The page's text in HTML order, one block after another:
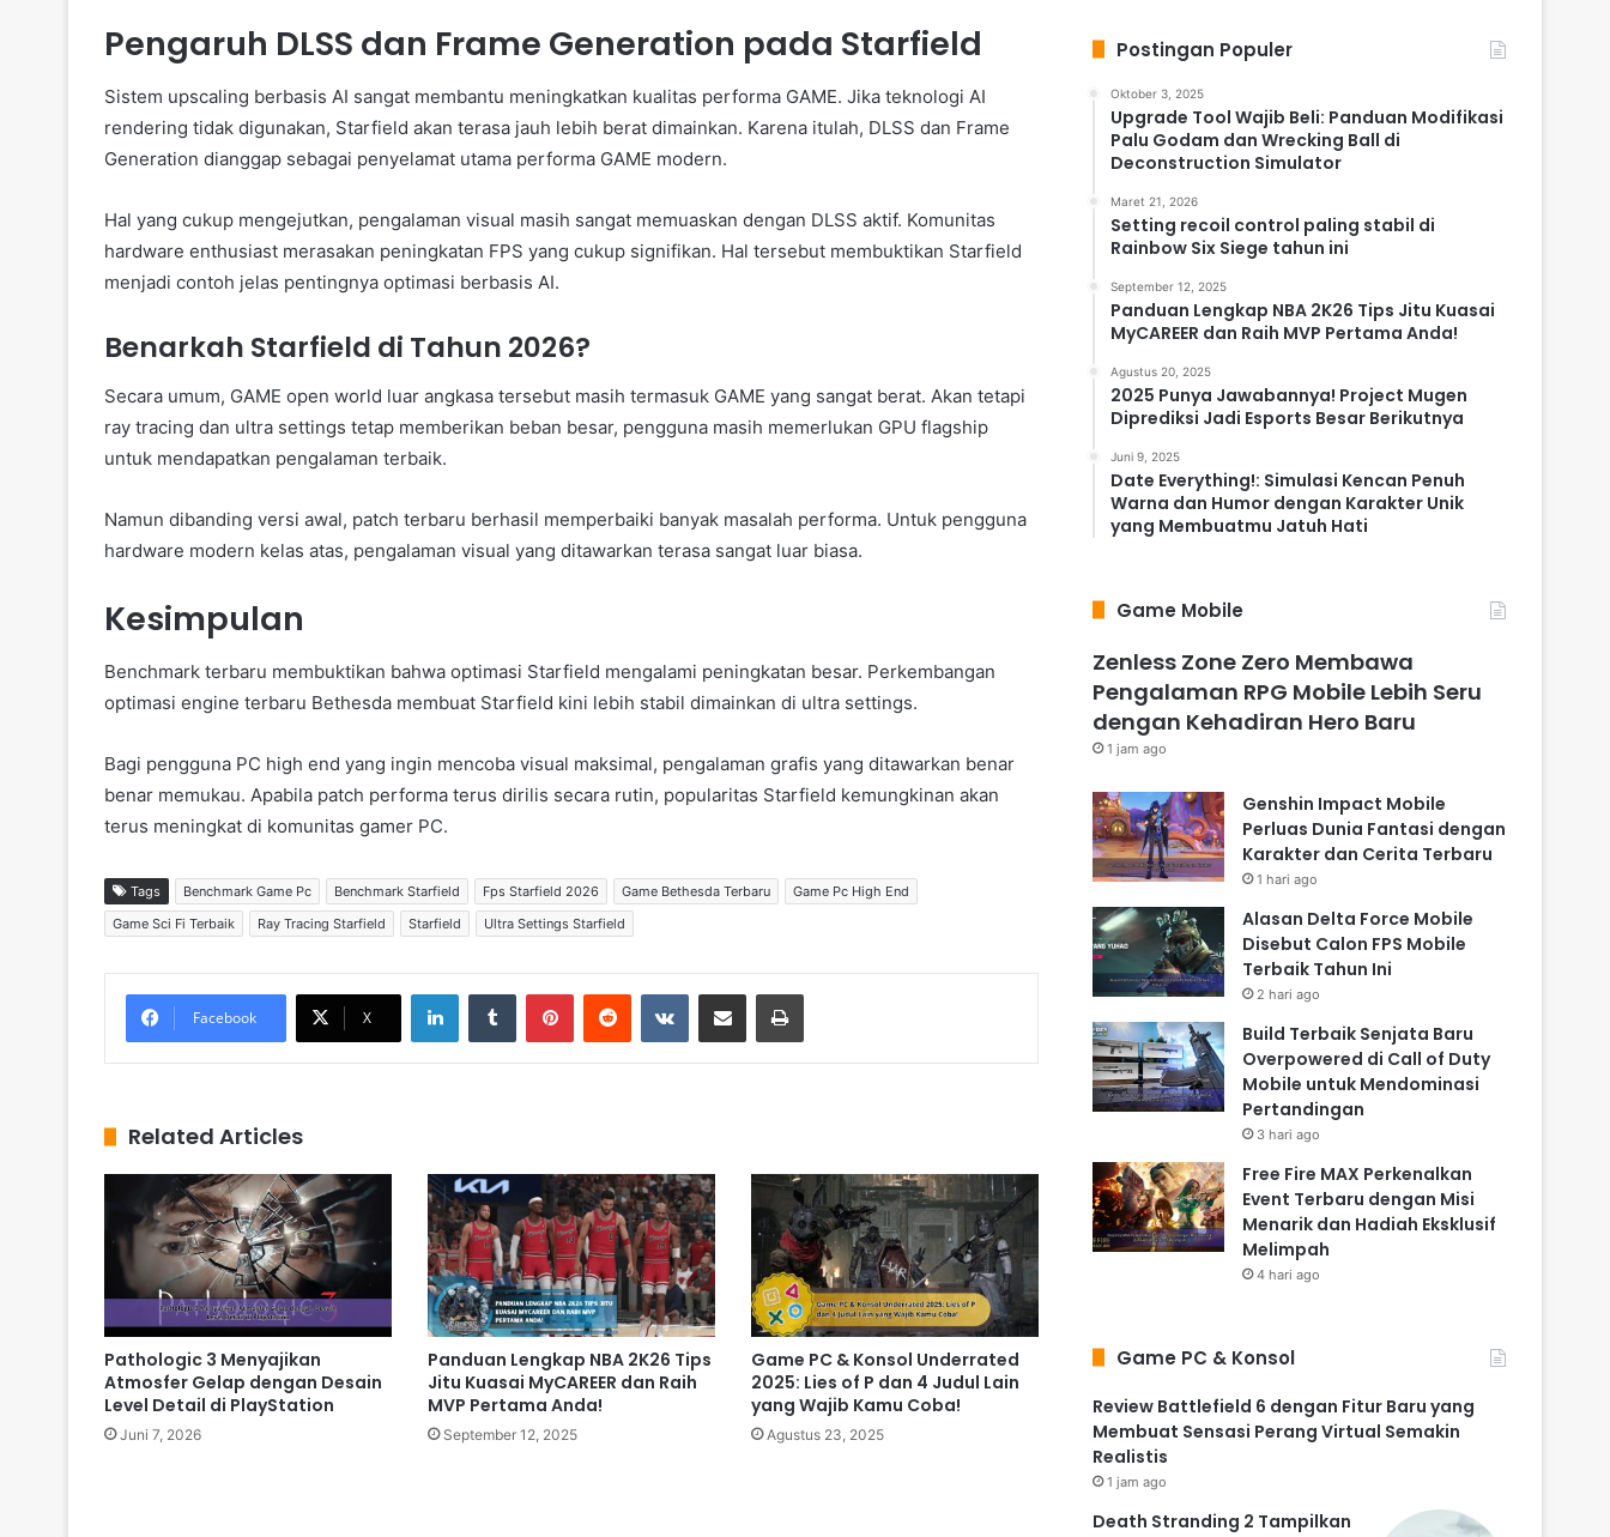
Pengaruh DLSS dan Frame Generation pada Starfield
Sistem upscaling berbasis AI sangat membantu meningkatkan kualitas performa GAME. Jika teknologi AI
rendering tidak digunakan, Starfield akan terasa jauh lebih berat dimainkan. Karena itulah, DLSS dan Frame
Generation dianggap sebagai penyelamat utama performa GAME modern.
Hal yang cukup mengejutkan, pengalaman visual masih sangat memuaskan dengan DLSS aktif. Komunitas
hardware enthusiast merasakan peningkatan FPS yang cukup signifikan. Hal tersebut membuktikan Starfield
menjadi contoh jelas pentingnya optimasi berbasis AI.
Benarkah Starfield di Tahun 2026?
Secara umum, GAME open world luar angkasa tersebut masih termasuk GAME yang sangat berat. Akan tetapi
ray tracing dan ultra settings tetap memberikan beban besar, pengguna masih memerlukan GPU flagship
untuk mendapatkan pengalaman terbaik.
Namun dibanding versi awal, patch terbaru berhasil memperbaiki banyak masalah performa. Untuk pengguna
hardware modern kelas atas, pengalaman visual yang ditawarkan terasa sangat luar biasa.
Kesimpulan
Benchmark terbaru membuktikan bahwa optimasi Starfield mengalami peningkatan besar. Perkembangan
optimasi engine terbaru Bethesda membuat Starfield kini lebih stabil dimainkan di ultra settings.
Bagi pengguna PC high end yang ingin mencoba visual maksimal, pengalaman grafis yang ditawarkan benar
benar memukau. Apabila patch performa terus dirilis secara rutin, popularitas Starfield kemungkinan akan
terus meningkat di komunitas gamer PC.
Tags Benchmark Game Pc Benchmark Starfield Fps Starfield 2026 Game Bethesda Terbaru
Game Pc High End
Game Sci Fi Terbaik
Ray Tracing Starfield Starfield Ultra Settings Starfield
Facebook X
Related Articles
Pathologic 3 Menyajikan
Atmosfer Gelap dengan Desain
Level Detail di PlayStation
Juni 7, 2026
Panduan Lengkap NBA 2K26 Tips
Jitu Kuasai MyCAREER dan Raih
MVP Pertama Anda!
September 12, 2025
Game PC & Konsol Underrated
2025: Lies of P dan 4 Judul Lain
yang Wajib Kamu Coba!
Agustus 23, 2025
Postingan Populer
Oktober 3, 2025
Upgrade Tool Wajib Beli: Panduan Modifikasi
Palu Godam dan Wrecking Ball di
Deconstruction Simulator
Maret 21, 2026
Setting recoil control paling stabil di
Rainbow Six Siege tahun ini
September 12, 2025
Panduan Lengkap NBA 2K26 Tips Jitu Kuasai
MyCAREER dan Raih MVP Pertama Anda!
Agustus 20, 2025
2025 Punya Jawabannya! Project Mugen
Diprediksi Jadi Esports Besar Berikutnya
Juni 9, 2025
Date Everything!: Simulasi Kencan Penuh
Warna dan Humor dengan Karakter Unik
yang Membuatmu Jatuh Hati
Game Mobile
Zenless Zone Zero Membawa
Pengalaman RPG Mobile Lebih Seru
dengan Kehadiran Hero Baru
1 jam ago
Genshin Impact Mobile
Perluas Dunia Fantasi dengan
Karakter dan Cerita Terbaru
1 hari ago
Alasan Delta Force Mobile
Disebut Calon FPS Mobile
Terbaik Tahun Ini
2 hari ago
Build Terbaik Senjata Baru
Overpowered di Call of Duty
Mobile untuk Mendominasi
Pertandingan
3 hari ago
Free Fire MAX Perkenalkan
Event Terbaru dengan Misi
Menarik dan Hadiah Eksklusif
Melimpah
4 hari ago
Game PC & Konsol
Review Battlefield 6 dengan Fitur Baru yang
Membuat Sensasi Perang Virtual Semakin
Realistis
1 jam ago
Death Stranding 2 Tampilkan